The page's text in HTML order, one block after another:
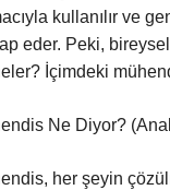
kullanılır ve
eder. Peki,
İçimdeki
Ne Diyor?
her şeyin